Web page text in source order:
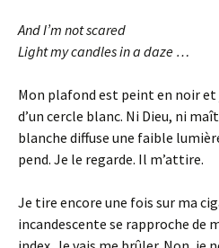
And I’m not scared
Light my candles in a daze …
Mon plafond est peint en noir et
d’un cercle blanc. Ni Dieu, ni
blanche diffuse une faible
pend. Je le regarde. Il m’attire.
Je tire encore une fois sur ma
incandescente se rapproche de